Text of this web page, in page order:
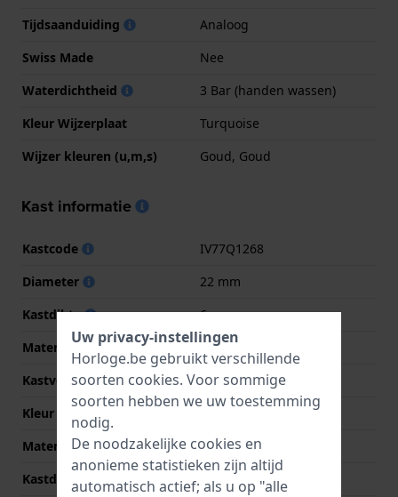
Tijdsaanduiding
Analoog
Swiss Made
Nee
Waterdichtheid
3 Bar (handen wassen)
Kleur Wijzerplaat
Turquoise
Wijzer kleuren (u,m,s)
Goud, Goud
Kast informatie
Kastcode
IV77Q1268
Diameter
22 mm
Kastdikte
6 mm
Materiaal
Roestvrij staal
Kastvorm
Rond
Kleur kast
Materiaal kastdeksel
Roestvrij staal
Kastdeksel
Klikkast
Uw privacy-instellingen
Horloge.be gebruikt verschillende
soorten cookies. Voor sommige
soorten hebben we uw toestemming
nodig.
De noodzakelijke cookies en
anonieme statistieken zijn altijd
automatisch actief; als u op "alle